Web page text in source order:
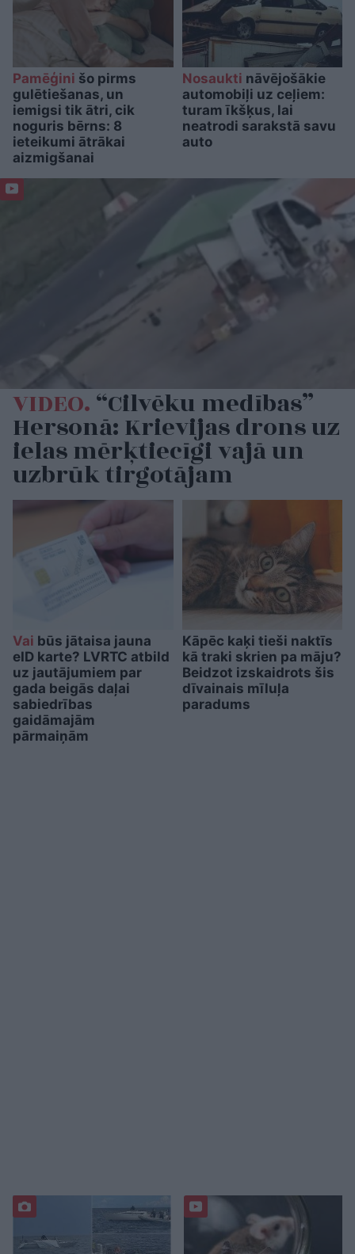
Pamēģini šo pirms
gulētiešanas, un
iemigsi tik ātri, cik
noguris bērns: 8
ieteikumi ātrākai
aizmigšanai
Nosaukti nāvējošākie
automobiļi uz ceļiem:
turam īkšķus, lai
neatrodi sarakstā savu
auto
VIDEO.“Cilvēku medības”
Hersonā: Krievijas drons uz
ielas mērķtiecīgi vajā un
uzbrūk tirgotājam
Vai būs jātaisa jauna
eID karte? LVRTC atbild
uz jautājumiem par
gada beigās daļai
sabiedrības
gaidāmajām
pārmaiņām
Kāpēc kaķi tieši naktīs
kā traki skrien pa māju?
Beidzot izskaidrots šis
dīvainais mīluļa
paradums